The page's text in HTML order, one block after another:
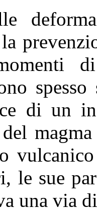
di un
le sue
una via